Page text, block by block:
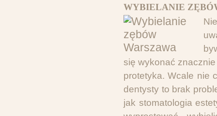
WYBIELANIE
się wykonać
protetyka. Wcale nie
dentysty to brak
jak stomatologia